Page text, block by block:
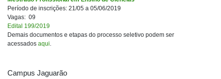
Período de inscrições: 21/05 a 05/06/2019
Vagas: 09
Edital 199/2019
Demais documentos e etapas do processo seletivo podem ser
acessados aqui.
Campus Jaguarão